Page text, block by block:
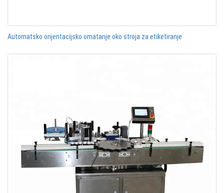
Automatsko orijentacijsko omatanje oko stroja za etiketiranje